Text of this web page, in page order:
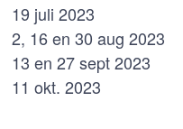
19 juli 2023
2, 16 en 30 aug 2023
13 en 27 sept 2023
11 okt. 2023